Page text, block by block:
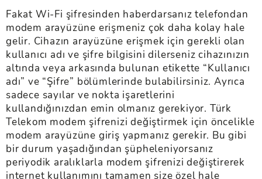
Fakat Wi-Fi şifresinden haberdarsanız telefondan
modem arayüzüne erişmeniz çok daha kolay hale
gelir. Cihazın arayüzüne erişmek için gerekli olan
kullanıcı adı ve şifre bilgisini dilerseniz cihazınızın
altında veya arkasında bulunan etikette “Kullanıcı
adı” ve “Şifre” bölümlerinde bulabilirsiniz. Ayrıca
sadece sayılar ve nokta işaretlerini
kullandığınızdan emin olmanız gerekiyor. Türk
Telekom modem şifrenizi değiştirmek için öncelikle
modem arayüzüne giriş yapmanız gerekir. Bu gibi
bir durum yaşadığından şüpheleniyorsanız
periyodik aralıklarla modem şifrenizi değiştirerek
internet kullanımını tamamen size özel hale